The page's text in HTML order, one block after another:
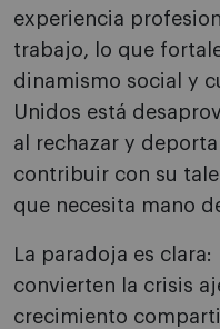
experiencia
trabajo, lo que
dinamismo social y
Unidos está
al rechazar y
contribuir con su
que necesita mano
La paradoja es
convierten la crisis
crecimiento